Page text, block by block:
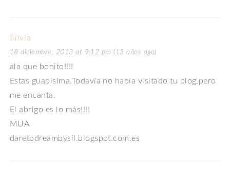
Silvia
18 diciembre, 2013 at 9:12 pm (13 años ago)
ala que bonito!!!!
Estas guapisima.Todavía no había visitado tu blog,pero
me encanta.
El abrigo es lo más!!!!
MUA
daretodreambysil.blogspot.com.es